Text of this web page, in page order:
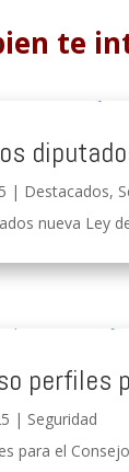
te
| Destacados,
nueva Ley
perfiles
| Seguridad
para el